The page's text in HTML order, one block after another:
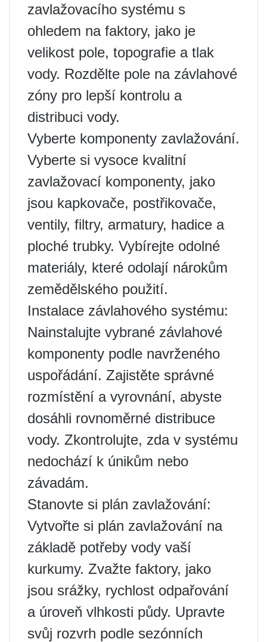
zavlažovacího systému s
ohledem na faktory, jako je
velikost pole, topografie a tlak
vody. Rozdělte pole na závlahové
zóny pro lepší kontrolu a
distribuci vody.
Vyberte komponenty zavlažování.
Vyberte si vysoce kvalitní
zavlažovací komponenty, jako
jsou kapkovače, postřikovače,
ventily, filtry, armatury, hadice a
ploché trubky. Vybírejte odolné
materiály, které odolají nárokům
zemědělského použití.
Instalace závlahového systému:
Nainstalujte vybrané závlahové
komponenty podle navrženého
uspořádání. Zajistěte správné
rozmístění a vyrovnání, abyste
dosáhli rovnoměrné distribuce
vody. Zkontrolujte, zda v systému
nedochází k únikům nebo
závadám.
Stanovte si plán zavlažování:
Vytvořte si plán zavlažování na
základě potřeby vody vaší
kurkumy. Zvažte faktory, jako
jsou srážky, rychlost odpařování
a úroveň vlhkosti půdy. Upravte
svůj rozvrh podle sezónních